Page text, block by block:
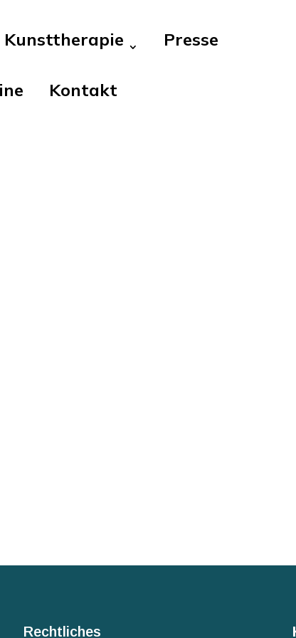
Kunsttherapie Presse
Kontakt
Rechtliches